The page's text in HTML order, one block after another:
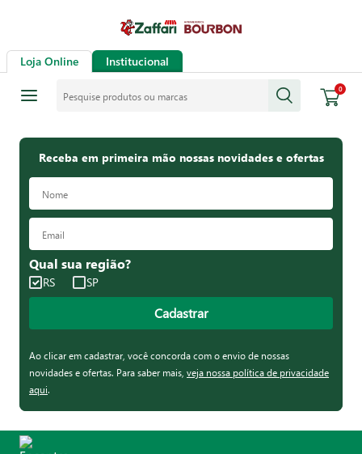
Loja Online Institucional
0
Receba em primeira mão nossas novidades e ofertas
Qual sua região?
RS SP
Cadastrar
Ao clicar em cadastrar, você concorda com o envio de nossas
novidades e ofertas. Para saber mais, veja nossa política de privacidade
aqui.